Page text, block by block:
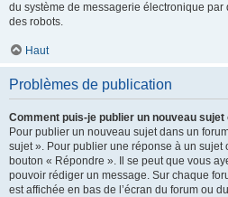
du système de messagerie électronique
des robots.
Haut
Problèmes de publication
Comment puis-je publier un nouveau sujet
Pour publier un nouveau sujet dans un
sujet ». Pour publier une réponse à un sujet
bouton « Répondre ». Il se peut que vous
pouvoir rédiger un message. Sur chaque
est affichée en bas de l’écran du forum ou